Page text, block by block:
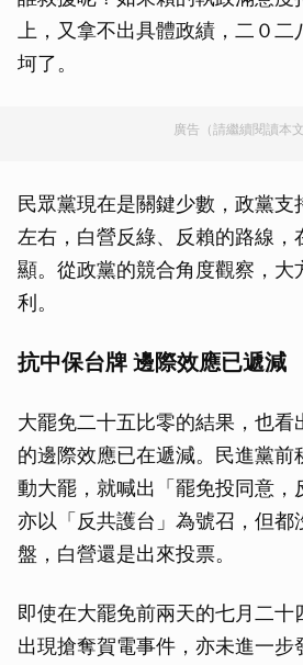
上，又拿不出具體政績，二０
坷了。
廣告（請繼續閱讀本文
民眾黨現在是關鍵少數，政黨支
左右，白營反綠、反賴的路線，
顯。從政黨的競合角度觀察，大
利。
抗中保台牌 邊際效應已遞減
大罷免二十五比零的結果，也看
的邊際效應已在遞減。民進黨前
動大罷，就喊出「罷免投同意，
亦以「反共護台」為號召，但都
盤，白營還是出來投票。
即使在大罷免前兩天的七月二十
出現搶奪賀電事件，亦未進一步